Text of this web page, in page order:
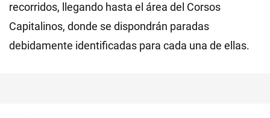
recorridos, llegando hasta el área del Corsos
Capitalinos, donde se dispondrán paradas
debidamente identificadas para cada una de ellas.